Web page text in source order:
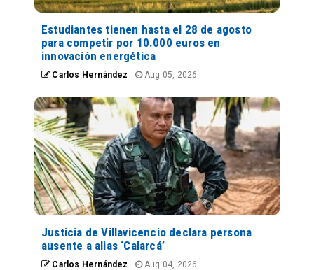
Estudiantes tienen hasta el 28 de agosto
para competir por 10.000 euros en
innovación energética
Carlos Hernández Aug 05, 2026
Justicia de Villavicencio declara persona
ausente a alias ‘Calarcá’
Carlos Hernández Aug 04, 2026